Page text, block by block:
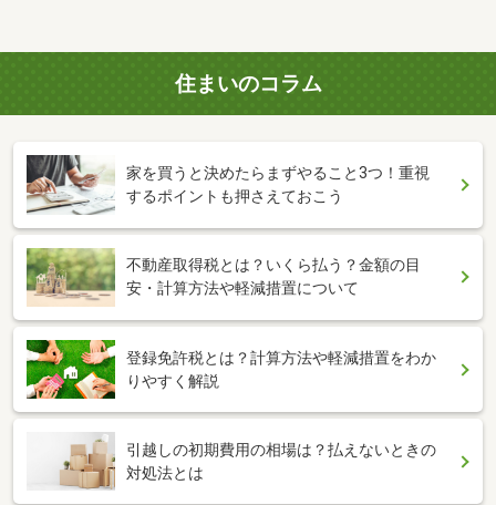
住まいのコラム
家を買うと決めたらまずやること3つ！重視
するポイントも押さえておこう
不動産取得税とは？いくら払う？金額の目
安・計算方法や軽減措置について
登録免許税とは？計算方法や軽減措置をわか
りやすく解説
引越しの初期費用の相場は？払えないときの
対処法とは